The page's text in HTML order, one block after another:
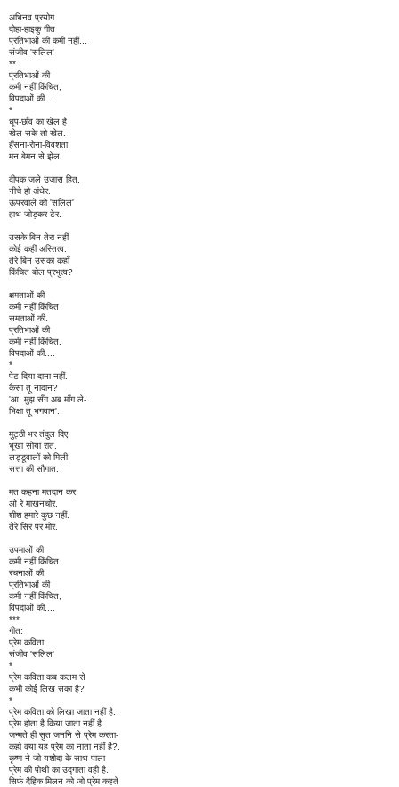
अभिनव प्रयोग
दोहा-हाइकु गीत
प्रतिभाओं की कमी नहीं...
संजीव 'सलिल'
**
प्रतिभाओं की
कमी नहीं किंचित,
विपदाओं की....
*
धूप-छाँव का खेल है
खेल सके तो खेल.
हँसना-रोना-विवशता
मन बेमन से झेल.
दीपक जले उजास हित,
नीचे हो अंधेर.
ऊपरवाले को 'सलिल'
हाथ जोड़कर टेर.
उसके बिन तेरा नहीं
कोई कहीं अस्तित्व.
तेरे बिन उसका कहाँ
किंचित बोल प्रभुत्व?
क्षमताओं की
कमी नहीं किंचित
समताओं की.
प्रतिभाओं की
कमी नहीं किंचित,
विपदाओं की....
*
पेट दिया दाना नहीं.
कैसा तू नादान?
'आ, मुझ सँग अब माँग ले-
भिक्षा तू भगवान'.
मुट्ठी भर तंदुल दिए,
भूखा सोया रात.
लड्डूवालों को मिली-
सत्ता की सौगात.
मत कहना मतदान कर,
ओ रे माखनचोर.
शीश हमारे कुछ नहीं.
तेरे सिर पर मोर.
उपमाओं की
कमी नहीं किंचित
रचनाओं की.
प्रतिभाओं की
कमी नहीं किंचित,
विपदाओं की....
***
गीत:
प्रेम कविता...
संजीव 'सलिल'
*
प्रेम कविता कब कलम से
कभी कोई लिख सका है?
*
प्रेम कविता को लिखा जाता नहीं है.
प्रेम होता है किया जाता नहीं है..
जन्मते ही सुत जननि से प्रेम करता-
कहो क्या यह प्रेम का नाता नहीं है?.
कृष्ण ने जो यशोदा के साथ पाला
प्रेम की पोथी का उद्गाता वही है.
सिर्फ दैहिक मिलन को जो प्रेम कहते